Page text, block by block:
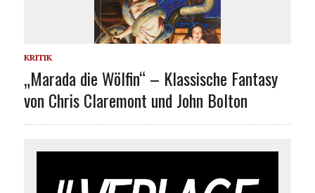
KRITIK
„Marada die Wölfin“ – Klassische Fantasy
von Chris Claremont und John Bolton